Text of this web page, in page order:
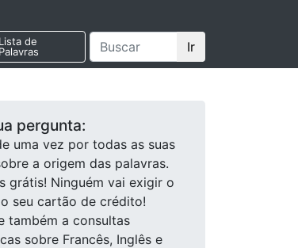
Lista de
Palavras
Ir
pergunta:
uma vez por todas as suas
a origem das palavras.
grátis! Ninguém vai exigir o
seu cartão de crédito!
também a consultas
sobre Francês, Inglês e